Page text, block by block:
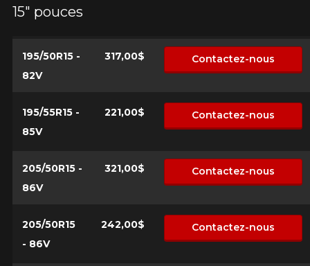
15" pouces
195/50R15 -
82V
317,00$ Contactez-nous
195/55R15 -
85V
221,00$ Contactez-nous
205/50R15 -
86V
321,00$ Contactez-nous
205/50R15
- 86V
242,00$ Contactez-nous
Annuler
l'exactitude de l'information sur votre véhicule directement